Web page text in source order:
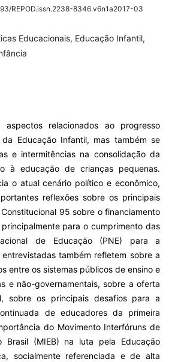
REPOD.issn.2238-8346.v6n1a2017-03
Educacionais, Educação Infantil,
relacionados ao progresso
Educação Infantil, mas também se
e intermitências na consolidação da
à educação de crianças pequenas.
o atual cenário político e econômico,
reflexões sobre os principais
95 sobre o financiamento
para o cumprimento das
de Educação (PNE) para a
também refletem sobre a
entre os sistemas públicos de ensino e
e não-governamentais, sobre a oferta
sobre os principais desafios para a
de educadores da primeira
do Movimento Interfóruns de
Brasil (MIEB) na luta pela Educação
socialmente referenciada e de alta